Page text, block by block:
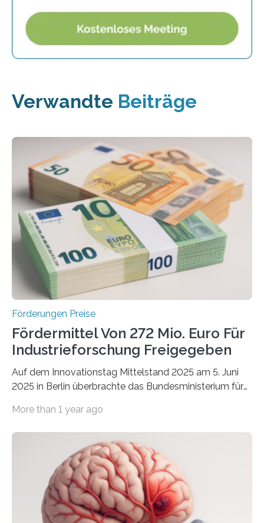
Verwandte Beiträge
Förderungen Preise
Fördermittel Von 272 Mio. Euro Für
Industrieforschung Freigegeben
Auf dem Innovationstag Mittelstand 2025 am 5. Juni
2025 in Berlin überbrachte das Bundesministerium für
Überplanmäßige Verpflichtungsermächtigungen in
Woche vom Haushaltsausschuss freigegeben – unter
anderem zur Unterstützung der
Industrieforschungsprogramme Industrielle
Gemeinschaftsforschung (IGF), Zentrales
Innovationsprogramm Mittelstand (ZIM) und
Innovationskompetenz INNO-KOM. Auf dem
More than 1 year ago